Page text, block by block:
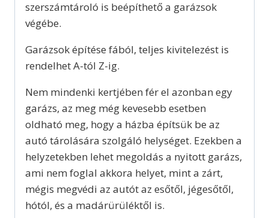
szerszámtároló is beépíthető a garázsok
végébe.
Garázsok építése fából, teljes kivitelezést is
rendelhet A-tól Z-ig.
Nem mindenki kertjében fér el azonban egy
garázs, az meg még kevesebb esetben
oldható meg, hogy a házba építsük be az
autó tárolására szolgáló helységet. Ezekben a
helyzetekben lehet megoldás a nyitott garázs,
ami nem foglal akkora helyet, mint a zárt,
mégis megvédi az autót az esőtől, jégesőtől,
hótól, és a madárürüléktől is.